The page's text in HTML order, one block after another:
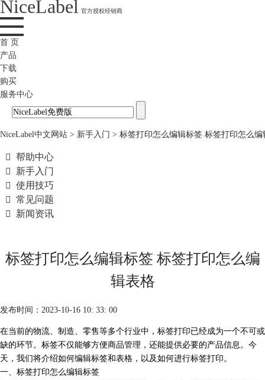
NiceLabel 官方授权经销商
首 页
产品
下载
购买
服务中心
NiceLabel中文网站 > 新手入门 > 标签打印怎么编辑标签 标签打印怎么编
 帮助中心

新手入门
 使用技巧
 常见问题

新闻资讯
标签打印怎么编辑标签 标签打印怎么编
辑表格
发布时间：2023-10-16 10: 33: 00
在当前的物流、制造、零售等多个行业中，标签打印已经成为一个不可或
缺的环节。标签不仅能够方便商品管理，还能提供必要的产品信息。今
天，我们将介绍如何编辑标签和表格，以及如何进行标签打印。
一、标签打印怎么编辑标签